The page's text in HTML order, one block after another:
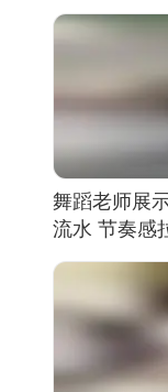
舞蹈老师展
流水 节奏感